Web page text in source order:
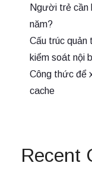
Người trẻ cần
năm?
Cấu trúc quản
kiểm soát nội
Công thức để
cache
Recent